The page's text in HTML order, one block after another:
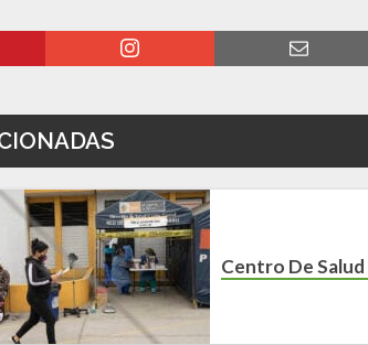
Centro De